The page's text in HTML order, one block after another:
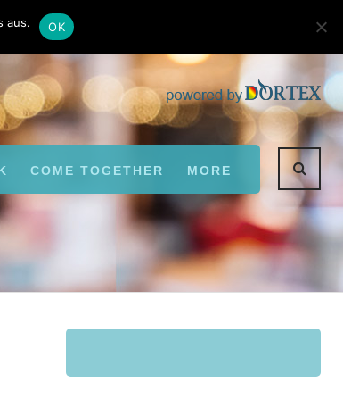
Autoren
COME TOGETHER MORE
aus. OK